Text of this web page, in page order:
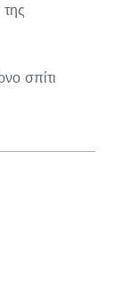
σπίτι